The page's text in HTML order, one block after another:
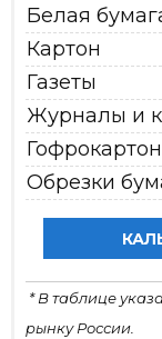
Белая
Картон
Газеты
Журналы и
Гофрокартон
Обрезки
* В таблице
рынку России.